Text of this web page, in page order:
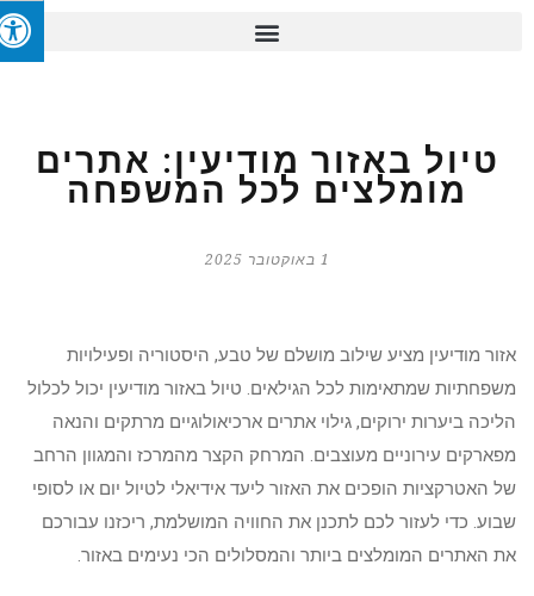
טיול באזור מודיעין: אתרים
מומלצים לכל המשפחה
אזור מודיעין מציע שילוב מושלם של טבע, היסטוריה ופעילויות
משפחתיות שמתאימות לכל הגילאים. טיול באזור מודיעין יכול לכלול
הליכה ביערות ירוקים, גילוי אתרים ארכיאולוגיים מרתקים והנאה
מפארקים עירוניים מעוצבים. המרחק הקצר מהמרכז והמגוון הרחב
של האטרקציות הופכים את האזור ליעד אידיאלי לטיול יום או לסופי
שבוע. כדי לעזור לכם לתכנן את החוויה המושלמת, ריכזנו עבורכם
את האתרים המומלצים ביותר והמסלולים הכי נעימים באזור.